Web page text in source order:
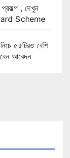
প্রকল্প , দেখুন
Scheme
৫৫টিরও বেশি
আবেদন